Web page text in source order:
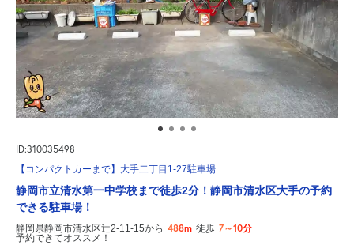
ID:310035498
【コンパクトカーまで】大手二丁目1-27駐車場
静岡市立清水第一中学校まで徒歩2分！静岡市清水区大手の予約
できる駐車場！
静岡県静岡市清水区辻2-11-15から 488m 徒歩 7～10分
予約できてオススメ！